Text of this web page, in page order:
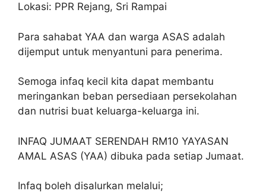
Lokasi: PPR Rejang, Sri Rampai
Para sahabat YAA dan warga ASAS adalah
dijemput untuk menyantuni para penerima.
Semoga infaq kecil kita dapat membantu
meringankan beban persediaan persekolahan
dan nutrisi buat keluarga-keluarga ini.
INFAQ JUMAAT SERENDAH RM10 YAYASAN
AMAL ASAS (YAA) dibuka pada setiap Jumaat.
Infaq boleh disalurkan melalui;